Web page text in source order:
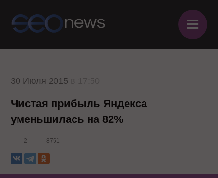
≡
30 Июля 2015
Чистая прибыль Яндекса
уменьшилась на 82%
2 8751